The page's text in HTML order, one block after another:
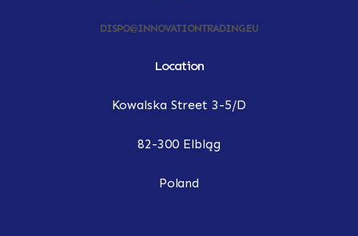
DISPO@INNOVATIONTRADING.EU
Location
Kowalska Street 3-5/D
82-300 Elbląg
Poland